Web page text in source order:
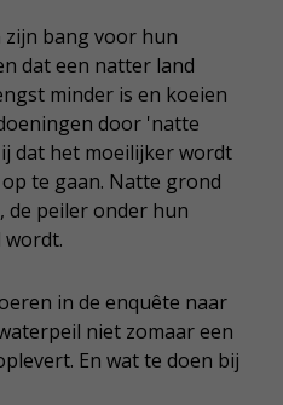
zijn bang voor hun
dat een natter land
minder is en koeien
door 'natte
dat het moeilijker wordt
te gaan. Natte grond
de peiler onder hun
wordt.
in de enquête naar
niet zomaar een
En wat te doen bij